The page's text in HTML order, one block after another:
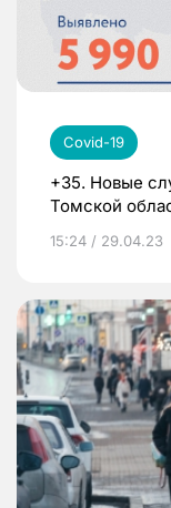
Covid-19
+35. Новые
Томской
15:24 / 29.04.23